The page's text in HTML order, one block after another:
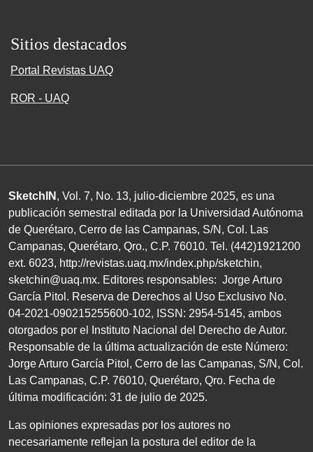
Sitios destacados
Portal Revistas UAQ
ROR - UAQ
SketchIN , Vol. 7, No. 13, julio-diciembre 2025, es una
publicación semestral editada por la Universidad Autónoma
de Querétaro, Cerro de las Campanas, S/N , Col. Las
Campanas, Querétaro, Qro., C.P. 76010. Tel. (442)1921200
ext. 6023, http://revistas.uaq.mx/index.php/sketchin,
sketchin@uaq.mx. Editores responsables: Jorge Arturo
García Pitol. Reserva de Derechos al Uso Exclusivo No.
04-2021-090215255600-102, ISSN : 2954-5145, ambos
otorgados por el Instituto Nacional del Derecho de Autor.
Responsable de la última actualización de este Número:
Jorge Arturo García Pitol, Cerro de las Campanas, S/N , Col.
Las Campanas, C.P. 76010, Querétaro, Qro. Fecha de
última modificación: 31 de julio de 2025.
Las opiniones expresadas por los autores no
necesariamente reflejan la postura del editor de la